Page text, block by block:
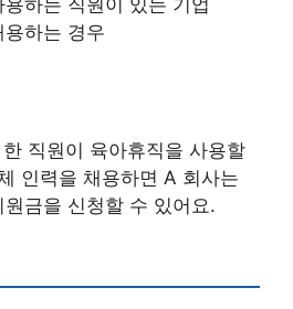
하는 직원이 있는 기업
하는 경우
직원이 육아휴직을 사용할
인력을 채용하면 A 회사는
금을 신청할 수 있어요.